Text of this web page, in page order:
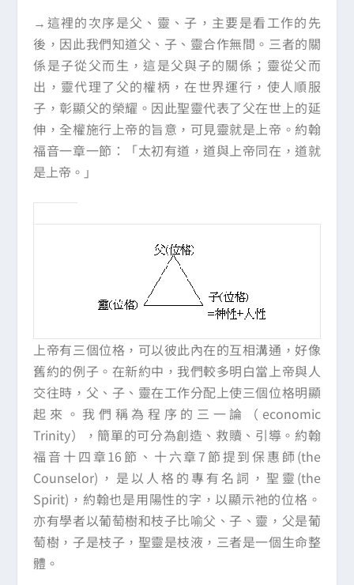
→這裡的次序是父、靈、子，主要是看工作的先
後，因此我們知道父、子、靈合作無間。三者的關
係是子從父而生，這是父與子的關係；靈從父而
出，靈代理了父的權柄，在世界運行，使人順服
子，彰顯父的榮耀。因此聖靈代表了父在世上的延
伸，全權施行上帝的旨意，可見靈就是上帝。約翰
福音一章一節：「太初有道，道與上帝同在，道就
是上帝。」
上帝有三個位格，可以彼此內在的互相溝通，好像
舊約的例子。在新約中，我們較多明白當上帝與人
交往時，父、子、靈在工作分配上使三個位格明顯
起來。我們稱為程序的三一論（economic
Trinity），簡單的可分為創造、救贖、引導。約翰
福音十四章16節、十六章7節提到保惠師(the
Counselor)，是以人格的專有名詞，聖靈(the
Spirit)，約翰也是用陽性的字，以顯示祂的位格。
亦有學者以葡萄樹和枝子比喻父、子、靈，父是葡
萄樹，子是枝子，聖靈是枝液，三者是一個生命整
體。